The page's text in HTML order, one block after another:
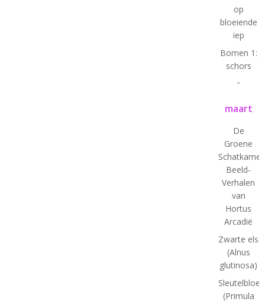
op
bloeiende
iep
Bomen 1:
schors
-
maart
De
Groene
Schatkamer:
Beeld-
Verhalen
van
Hortus
Arcadië
Zwarte els
(Alnus
glutinosa)
(Primula